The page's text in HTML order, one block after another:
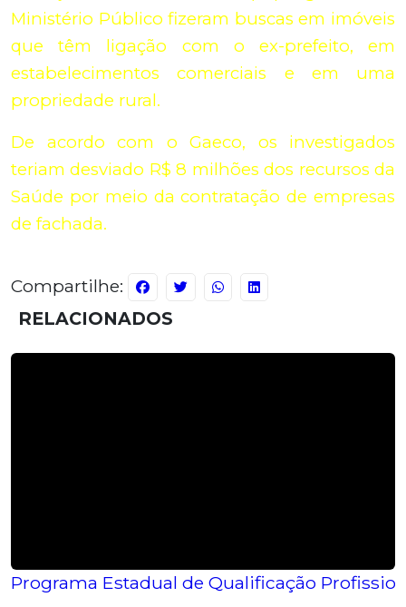
Ministério Público fizeram buscas em imóveis
que têm ligação com o ex-prefeito, em
estabelecimentos comerciais e em uma
propriedade rural.
De acordo com o Gaeco, os investigados
teriam desviado R$ 8 milhões dos recursos da
Saúde por meio da contratação de empresas
de fachada.
Compartilhe:
RELACIONADOS
Programa Estadual de Qualificação